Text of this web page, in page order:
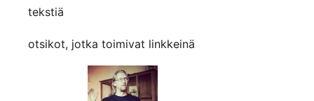
tekstiä
otsikot, jotka toimivat linkkeinä